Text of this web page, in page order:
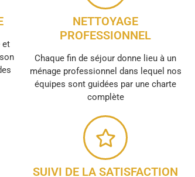
et
NETTOYAGE
PROFESSIONNEL
Chaque fin de séjour donne lieu à un
ménage professionnel dans lequel nos
équipes sont guidées par une charte
complète
SUIVI DE LA SATISFACTION